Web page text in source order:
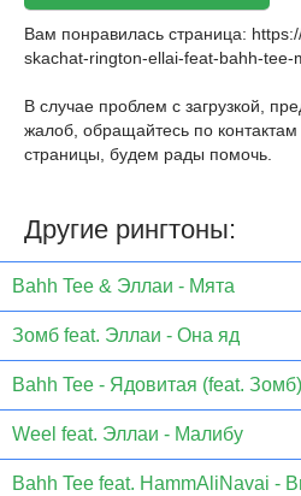
Вам понравилась страница:
skachat-rington-ellai-feat-bahh-tee-
В случае проблем с загрузкой,
жалоб, обращайтесь по
страницы, будем рады помочь.
Другие рингтоны:
Bahh Tee & Эллаи - Мята
Зомб feat. Эллаи - Она яд
Bahh Tee - Ядовитая (feat. Зомб)
Weel feat. Эллаи - Малибу
Bahh Tee feat. HammAliNavai -